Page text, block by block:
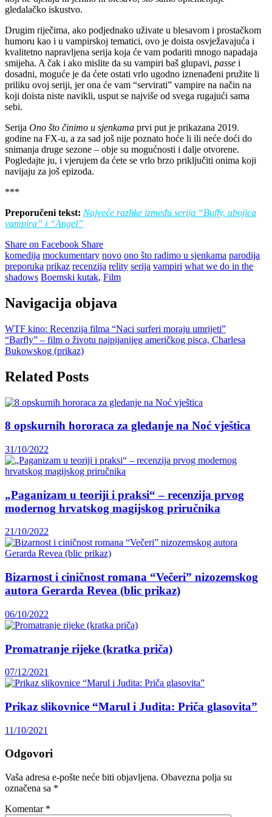
gledalačko iskustvo.
Drugim riječima, ako podjednako uživate u blesavom i prostačkom
humoru kao i u vampirskoj tematici, ovo je doista osvježavajuća i
kvalitetno napravljena serija koja će vam podariti mnogo napadaja
smijeha. A čak i ako mislite da su vampiri baš glupavi, passe i
dosadni, moguće je da ćete ostati vrlo ugodno iznenađeni pružite li
priliku ovoj seriji, jer ona će vam “servirati” vampire na način na
koji doista niste navikli, usput se najviše od svega rugajući sama
sebi.
Serija Ono što činimo u sjenkama prvi put je prikazana 2019.
godine na FX-u, a za sad još nije poznato hoće li ili neće doći do
snimanja druge sezone – obje su mogućnosti i dalje otvorene.
Pogledajte ju, i vjerujem da ćete se vrlo brzo priključiti onima koji
navijaju za još epizoda.
***
Preporučeni tekst: Najveće razlike između serija “Buffy, ubojica
vampira” i “Angel”
Share on Facebook Share
komedija mockumentary novo ono što radimo u sjenkama parodija
preporuka prikaz recenzija relity serija vampiri what we do in the
shadows Boemski kutak, Film
Navigacija objava
WTF kino: Recenzija filma “Naci surferi moraju umrijeti”
“Barfly” – film o životu najpijanijeg američkog pisca, Charlesa
Bukowskog (prikaz)
Related Posts
8 opskurnih hororaca za gledanje na Noć vještica
31/10/2022
„Paganizam u teoriji i praksi“ – recenzija prvog
modernog hrvatskog magijskog priručnika
21/10/2022
Bizarnost i ciničnost romana “Večeri” nizozemskog
autora Gerarda Revea (blic prikaz)
06/10/2022
Promatranje rijeke (kratka priča)
07/12/2021
Prikaz slikovnice “Marul i Judita: Priča glasovita”
11/10/2021
Odgovori
Vaša adresa e-pošte neće biti objavljena. Obavezna polja su
označena sa *
Komentar *